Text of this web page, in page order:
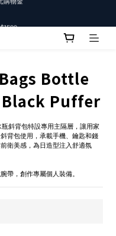
Bottle
Puffer
斜背包特設專用主隔層，讓用家
背包使用，承載手機、鑰匙和錢
衛美感，為日造型注入舒適氛
，創作專屬個人裝備。